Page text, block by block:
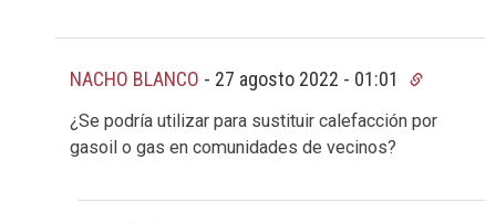
NACHO BLANCO - 27 agosto 2022 - 01:01
¿Se podría utilizar para sustituir calefacción por
gasoil o gas en comunidades de vecinos?